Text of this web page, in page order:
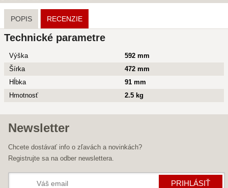
POPIS RECENZIE
Technické parametre
Výška
592 mm
Šírka
472 mm
Hĺbka
91 mm
Hmotnosť
2.5 kg
Newsletter
Chcete dostávať info o zľavách a novinkách?
Registrujte sa na odber newslettera.
PRIHLÁSIŤ